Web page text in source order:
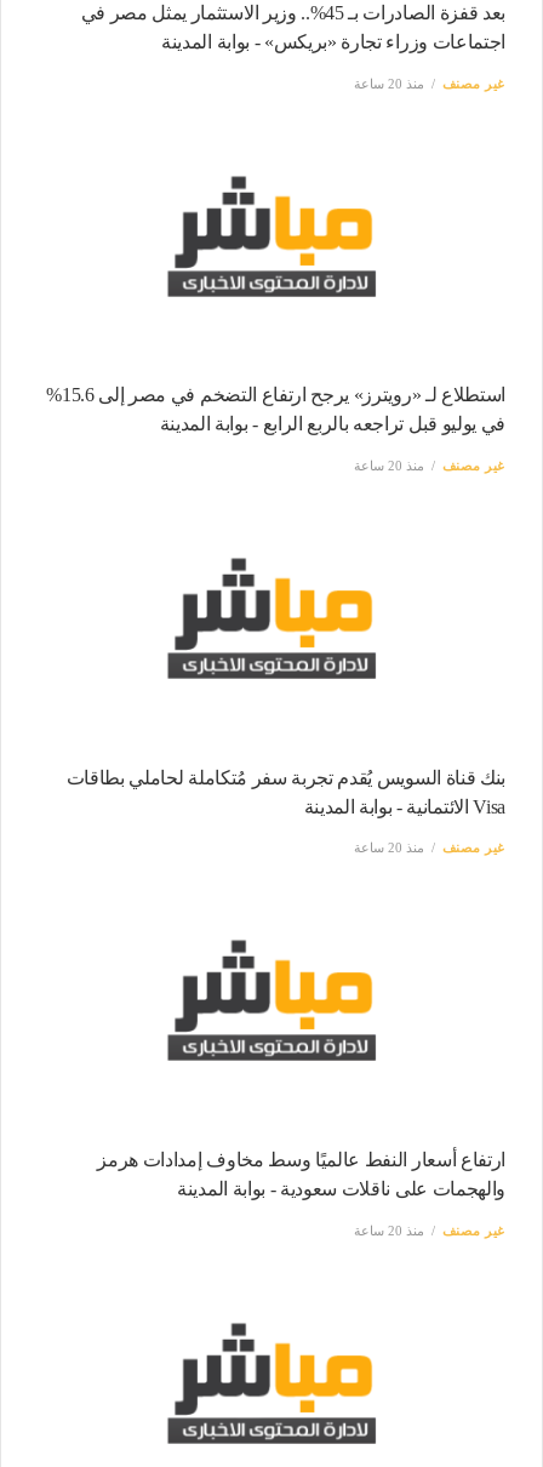
بعد قفزة الصادرات بـ 45%.. وزير الاستثمار يمثل مصر في
اجتماعات وزراء تجارة «بريكس» - بوابة المدينة
غير مصنف منذ 20 ساعة
استطلاع لـ «رويترز» يرجح ارتفاع التضخم في مصر إلى 15.6%
في يوليو قبل تراجعه بالربع الرابع - بوابة المدينة
غير مصنف منذ 20 ساعة
بنك قناة السويس يُقدم تجربة سفر مُتكاملة لحاملي بطاقات
Visa الائتمانية - بوابة المدينة
غير مصنف منذ 20 ساعة
ارتفاع أسعار النفط عالميًا وسط مخاوف إمدادات هرمز
والهجمات على ناقلات سعودية - بوابة المدينة
غير مصنف منذ 20 ساعة